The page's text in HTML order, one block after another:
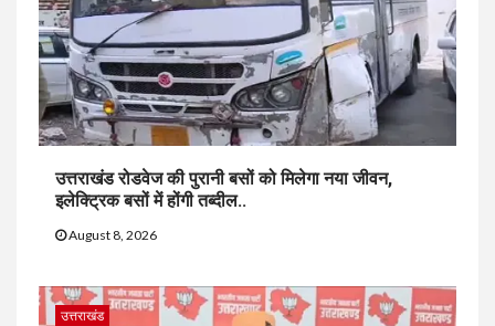
उत्तराखंड रोडवेज की पुरानी बसों को मिलेगा नया जीवन,
इलेक्ट्रिक बसों में होंगी तब्दील..
August 8, 2026
उत्तराखंड